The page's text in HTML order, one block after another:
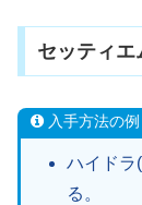
セッティエ
入手方法の例
ハイドラ
る。